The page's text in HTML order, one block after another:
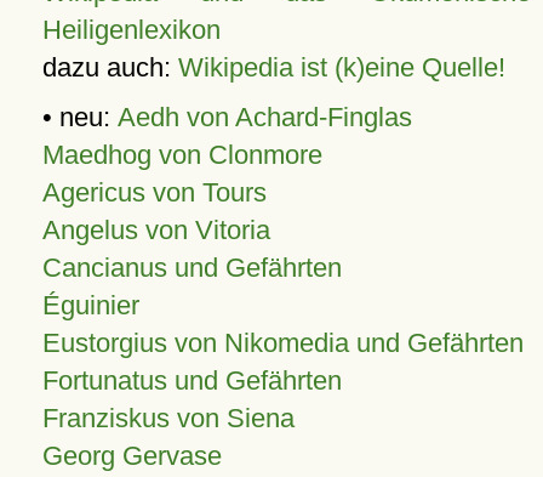
Heiligenlexikon
dazu auch: Wikipedia ist (k)eine Quelle!
• neu: Aedh von Achard-Finglas
Maedhog von Clonmore
Agericus von Tours
Angelus von Vitoria
Cancianus und Gefährten
Éguinier
Eustorgius von Nikomedia und Gefährten
Fortunatus und Gefährten
Franziskus von Siena
Georg Gervase